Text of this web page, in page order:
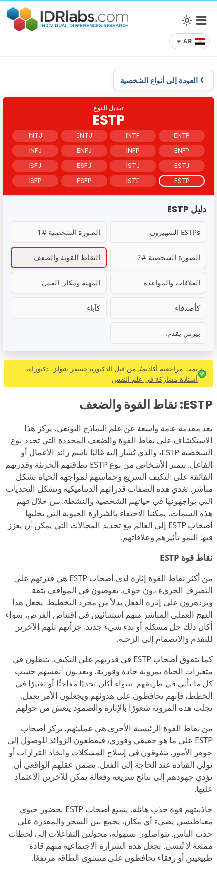
AR
العودة إلى أنواع الشخصية
تبديل النوع
ESTP
ENTP
INTP
ENTJ
INTJ
ENFP
INFP
ENFJ
INFJ
ESTJ
ISTJ
ESFJ
ISFJ
ESTP
ISTP
ESFP
ISFP
دليل ESTP
ESTPs الشهيرون الصورة الشخصية #1
الصورة الشخصية #2 النقاط القوية والضعف
العلاقات والمواعدة المهنة ومكان العمل
كأصدقاء كآباء
بيرس يقدم.
تمت مراجعته أكاديميًا من قبل الدكتورة جينيفر شولز، دكتوراه،
أستاذة مشاركة في علم النفس
ESTP: نقاط القوة والضعف
بعد مقدمة عامة واسعة عن علم النماذج اليونغي، يركز هذا
الاستكشاف على نقاط القوة والضعف المحددة التي تحدد نوع
الشخصية
ESTP، والذي يُشار إليه غالبًا باسم رائد الأعمال أو
الفاعل. يتميز الأشخاص من نوع ESTP بطاقتهم الجريئة وقدرتهم
الفائقة على التكيف السريع وحماسهم لمواجهة الحياة بشكل
مباشر. تغذي هذه الصفات قدراتهم الديناميكية وتشكل التحديات
التي يواجهونها في حياتهم الشخصية والنشطة. من خلال فهم
هذه السمات، يمكننا الاحتفاء بالشرارة الحيوية التي يجلبها
أصحاب ESTP إلى العالم مع تحديد المجالات التي يمكن أن يعزز
فيها النمو تأثيرهم وعلاقاتهم.
نقاط قوة ESTP
من أكثر نقاط القوة إثارة لدى أصحاب ESTP هي قدرتهم على
التصرف الجريء دون خوف. يغوصون في المواقف بثقة،
ويزدهرون على إثارة الفعل بدلاً من مجرد التخطيط. يجعل هذا
النهج العملي المباشر منهم استثنائيين في اقتناص الفرص، سواء
أكان ذلك حل مشكلة أو بدء شيء جديد. جرأتهم تلهم الآخرين
للتقدم والانضمام إلى الرحلة.
كما يتفوق أصحاب ESTP في قدرتهم على التكيف. يتنقلون في
متغيرات الحياة بمرونة حادة وفورية، ويعدلون أنفسهم حسب
كل ما يأتي في طريقهم. سواء أكان تحديًا مفاجئًا أو تغييرًا في
الخطط، فإنهم يحافظون على هدوئهم ويجعلون الأمر يعمل.
تجلب هذه المرونة شعورًا بالإثارة والصمود ينعش من حولهم.
من نقاط القوة الرئيسية الأخرى هي عمليتهم. يركز أصحاب
ESTP على ما
هو حقيقي وفوري، فيقطعون الزوائد للوصول إلى
جوهر الأمور. يتفوقون في إصلاح المشكلات واتخاذ القرارات أو
تولي القيادة عند الحاجة إلى الفعل. يضمن عقلهم الواقعي أن
تؤدي جهودهم إلى نتائج سريعة وفعالة يمكن للآخرين الاعتماد
عليها.
جاذبيتهم قوة جذب هائلة. يتمتع أصحاب ESTP بحضور حيوي
مغناطيسي يضيء أي مكان، يجمع بين السحر والمقدرة على
جذب الناس. يتواصلون بسهولة، محولين التفاعلات إلى لحظات
ممتعة لا تُنسى. تجعل هذه الشرارة الاجتماعية منهم قادة
طبيعيين أو رفقاء يحافظون على مستوى الطاقة مرتفعًا.